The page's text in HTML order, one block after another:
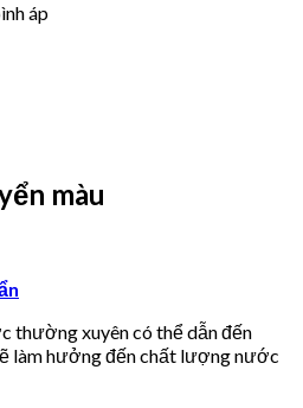
áp
màu
thường xuyên có thể dẫn đến
làm hưởng đến chất lượng nước